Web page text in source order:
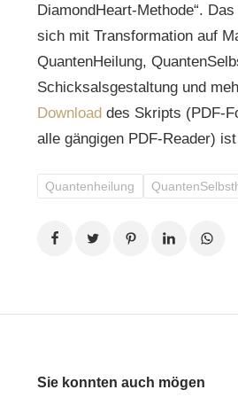
DiamondHeart-Methode“.
sich mit Transformation auf
QuantenHeilung,
Schicksalsgestaltung und
Download des Skripts (PDF-
alle gängigen PDF-Reader)
Quantenheilung
Sie konnten auch mögen